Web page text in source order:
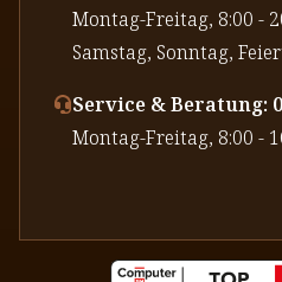
⁠Montag-Freitag, 8:00 -
⁠Samstag, Sonntag,
Service & Beratung:
⁠Montag-Freitag, 8:00 -